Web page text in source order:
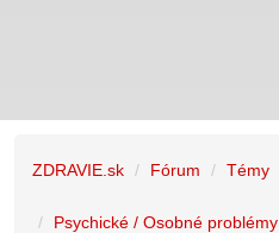
ZDRAVIE.sk Fórum Témy
Psychické / Osobné problémy